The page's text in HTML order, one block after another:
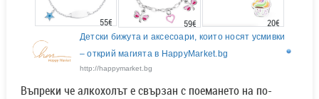
55€ 59€ 20€
Детски бижута и аксесоари, които носят усмивки
– открий магията в HappyMarket.bg
http://happymarket.bg
Въпреки че алкохолът е свързан с поемането на по-